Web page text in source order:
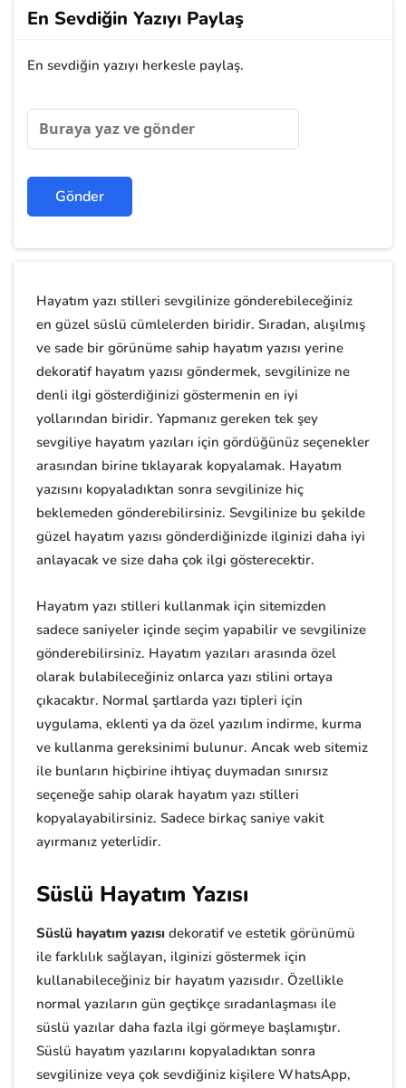
En Sevdiğin Yazıyı Paylaş
En sevdiğin yazıyı herkesle paylaş.
Hayatım yazı stilleri sevgilinize gönderebileceğiniz
en güzel süslü cümlelerden biridir. Sıradan, alışılmış
ve sade bir görünüme sahip hayatım yazısı yerine
dekoratif hayatım yazısı göndermek, sevgilinize ne
denli ilgi gösterdiğinizi göstermenin en iyi
yollarından biridir. Yapmanız gereken tek şey
sevgiliye hayatım yazıları için gördüğünüz seçenekler
arasından birine tıklayarak kopyalamak. Hayatım
yazısını kopyaladıktan sonra sevgilinize hiç
beklemeden gönderebilirsiniz. Sevgilinize bu şekilde
güzel hayatım yazısı gönderdiğinizde ilginizi daha iyi
anlayacak ve size daha çok ilgi gösterecektir.
Hayatım yazı stilleri kullanmak için sitemizden
sadece saniyeler içinde seçim yapabilir ve sevgilinize
gönderebilirsiniz. Hayatım yazıları arasında özel
olarak bulabileceğiniz onlarca yazı stilini ortaya
çıkacaktır. Normal şartlarda yazı tipleri için
uygulama, eklenti ya da özel yazılım indirme, kurma
ve kullanma gereksinimi bulunur. Ancak web sitemiz
ile bunların hiçbirine ihtiyaç duymadan sınırsız
seçeneğe sahip olarak hayatım yazı stilleri
kopyalayabilirsiniz. Sadece birkaç saniye vakit
ayırmanız yeterlidir.
Süslü Hayatım Yazısı
Süslü hayatım yazısı dekoratif ve estetik görünümü
ile farklılık sağlayan, ilginizi göstermek için
kullanabileceğiniz bir hayatım yazısıdır. Özellikle
normal yazıların gün geçtikçe sıradanlaşması ile
süslü yazılar daha fazla ilgi görmeye başlamıştır.
Süslü hayatım yazılarını kopyaladıktan sonra
sevgilinize veya çok sevdiğiniz kişilere WhatsApp,